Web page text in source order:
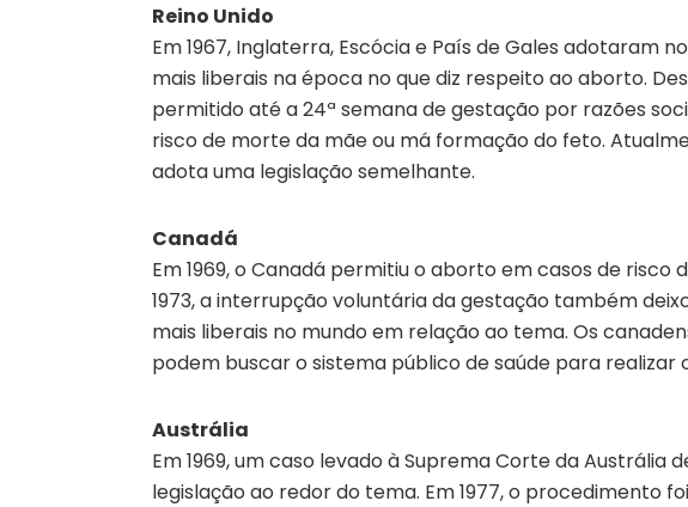
Reino Unido
Em 1967, Inglaterra, Escócia e País de Gales adotaram
mais liberais na época no que diz respeito ao aborto.
permitido até a 24ª semana de gestação por razões
risco de morte da mãe ou má formação do feto.
adota uma legislação semelhante.
Canadá
Em 1969, o Canadá permitiu o aborto em casos de risco
1973, a interrupção voluntária da gestação também
mais liberais no mundo em relação ao tema. Os
podem buscar o sistema público de saúde para realizar
Austrália
Em 1969, um caso levado à Suprema Corte da Austrália
legislação ao redor do tema. Em 1977, o procedimento